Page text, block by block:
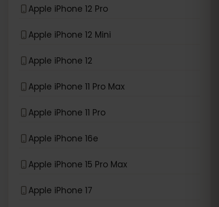
Apple iPhone 12 Pro
Apple iPhone 12 Mini
Apple iPhone 12
Apple iPhone 11 Pro Max
Apple iPhone 11 Pro
Apple iPhone 16e
Apple iPhone 15 Pro Max
Apple iPhone 17